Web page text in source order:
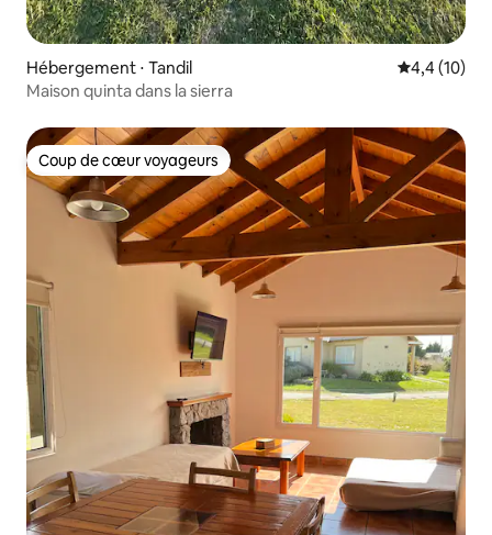
Hébergement ⋅ Tandil Évaluation
4,4 (10)
Maison quinta dans la sierra
Coup de cœur voyageurs
Coup de cœur voyageurs